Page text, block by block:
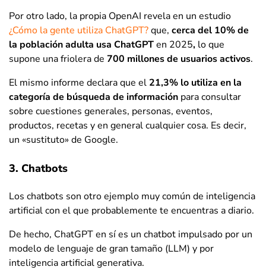
Por otro lado, la propia OpenAI revela en un estudio
¿Cómo la gente utiliza ChatGPT?que, cerca del 10% de
la población adulta usa ChatGPTen 2025, lo que
supone una friolera de 700 millones de usuarios activos.
El mismo informe declara que el 21,3% lo utiliza en la
categoría de búsqueda de información para consultar
sobre cuestiones generales, personas, eventos,
productos, recetas y en general cualquier cosa. Es decir,
un «sustituto» de Google.
3. Chatbots
Los chatbots son otro ejemplo muy común de inteligencia
artificial con el que probablemente te encuentras a diario.
De hecho, ChatGPT en sí es un chatbot impulsado por un
modelo de lenguaje de gran tamaño (LLM) y por
inteligencia artificial generativa.